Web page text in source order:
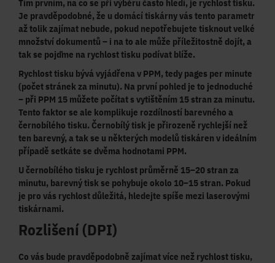
Tím prvním, na co se při výběru často hledí, je rychlost tisku.
Je pravděpodobné, že u domácí tiskárny vás tento parametr
až tolik zajímat nebude, pokud nepotřebujete tisknout velké
množství dokumentů – i na to ale může příležitostně dojít, a
tak se pojďme na rychlost tisku podívat blíže.
Rychlost tisku bývá vyjádřena v PPM, tedy pages per minute
(počet stránek za minutu). Na první pohled je to jednoduché
– při PPM 15 můžete počítat s vytištěním 15 stran za minutu.
Tento faktor se ale komplikuje rozdílností barevného a
černobílého tisku. Černobílý tisk je přirozeně rychlejší než
ten barevný, a tak se u některých modelů tiskáren v ideálním
případě setkáte se dvěma hodnotami PPM.
Učernobílého tisku je rychlost průměrně 15–20 stran za
minutu, barevný tisk se pohybuje okolo 10–15 stran. Pokud
je pro vás rychlost důležitá, hledejte spíše mezi laserovými
tiskárnami.
Rozlišení (DPI)
Co vás bude pravděpodobně zajímat více než rychlost tisku,